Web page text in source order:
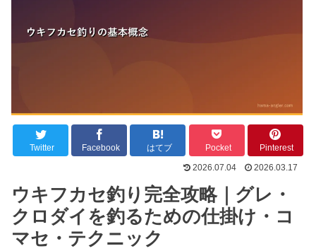
Twitter Facebook はてブ Pocket
Pinterest
2026.07.04
2026.03.17
ウキフカセ釣り完全攻略｜グレ・
クロダイを釣るための仕掛け・コ
マセ・テクニック